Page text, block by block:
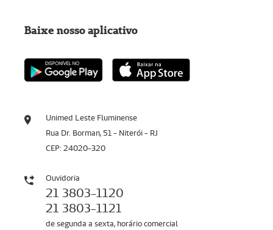
Unimed Leste Fluminense
Rua Dr. Borman, 51 - Niterói - RJ
CEP: 24020-320
Ouvidoria
21 3803-1120
21 3803-1121
de segunda a sexta, horário comercial
Baixe nosso aplicativo